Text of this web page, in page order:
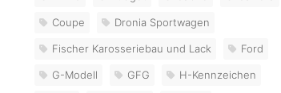
Coupe Dronia Sportwagen
Fischer Karosseriebau und Lack Ford
G-Modell GFG H-Kennzeichen